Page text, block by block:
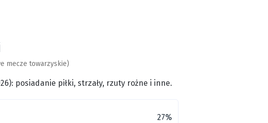
mecze towarzyskie)
posiadanie piłki, strzały, rzuty rożne i inne.
27%